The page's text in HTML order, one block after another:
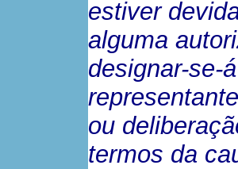
estiver
alguma
designar-se-
ou
termos da